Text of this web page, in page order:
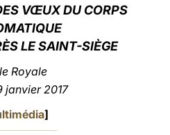
中文
LATINE
VŒUX DU CORPS
LE SAINT-SIÈGE
Royale
janvier 2017
]